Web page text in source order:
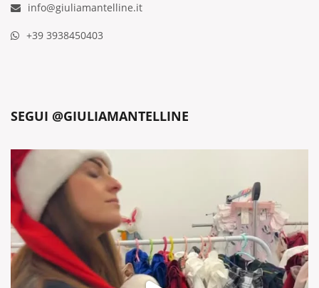
info@giuliamantelline.it
+39 3938450403
SEGUI @GIULIAMANTELLINE